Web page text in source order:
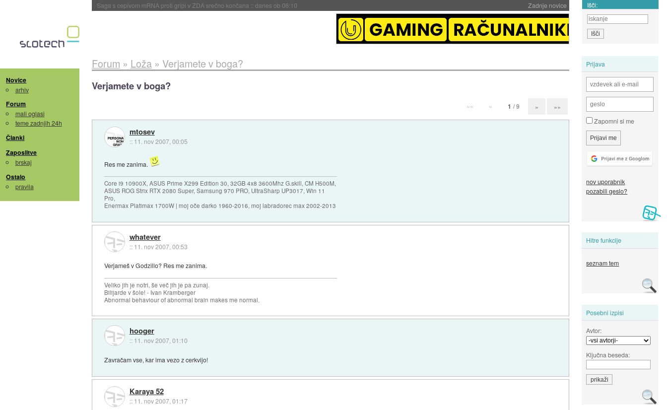
Zadnje novice
BMW v vozilih začel predvajati reklame::danes ob 06:09 Išči:
Novice
arhiv
Forum
mali oglasi
teme zadnjih 24h
Članki
Zaposlitve
brskaj
Ostalo
pravila
Prijava
Zapomni si me
nov uporabnik
pozabili geslo?
Hitre funkcije
seznam tem
Posebni izpisi
Avtor:
Ključna beseda:
Forum » Loža» Verjamete v boga?
Verjamete v boga?
«« « 1 / 9 » »»
mtosev
:: 11. nov 2007, 00:05
Res me zanima.
Core i9 10900X, ASUS Prime X299 Edition 30, 32GB 4x8 3600Mhz G.skill, CM H500M,
ASUS ROG Strix RTX 2080 Super, Samsung 970 PRO, UltraSharp UP3017, Win 11
Pro,
Enermax Platimax 1700W | moj oče darko 1960-2016, moj labradorec max 2002-2013
whatever
:: 11. nov 2007, 00:53
Verjameš v Godzillo? Res me zanima.
Veliko jih je notri, še več jih je pa zunaj.
Bilijarde v šole! - Ivan Kramberger
Abnormal behaviour of abnormal brain makes me normal.
hooger
:: 11. nov 2007, 01:10
Zavračam vse, kar ima vezo z cerkvijo!
Karaya 52
:: 11. nov 2007, 01:17